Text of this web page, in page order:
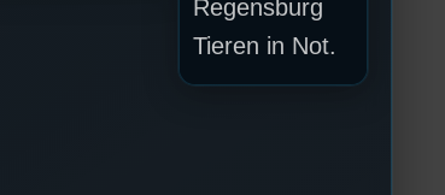
Regensburg
Tieren in Not.